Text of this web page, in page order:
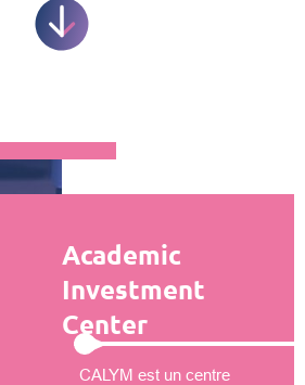
Academic
Investment
Center
CALYM est un centre